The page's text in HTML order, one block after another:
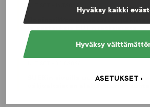
Hyväksy kaikki
Hyväksy
ASETUKSET
UUTISET - 16.7.2026
Dopingrikkomuspäätösten
ja vastauksia EUT:n ratkaisusta
SUEKin sivuilla uusi blogisarja